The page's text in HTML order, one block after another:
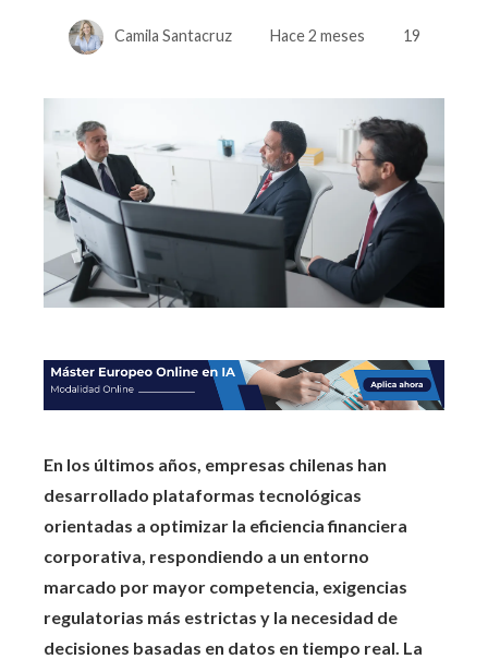
Camila Santacruz Hace 2 meses 19
En los últimos años, empresas chilenas han
desarrollado plataformas tecnológicas
orientadas a optimizar la eficiencia financiera
corporativa, respondiendo a un entorno
marcado por mayor competencia, exigencias
regulatorias más estrictas y la necesidad de
decisiones basadas en datos en tiempo real. La